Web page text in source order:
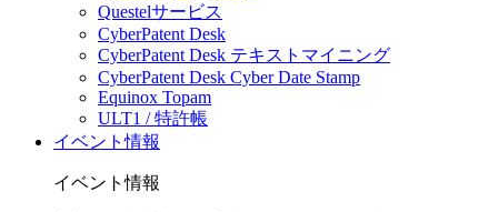
Questelサービス
CyberPatent Desk
CyberPatent Desk テキストマイニング
CyberPatent Desk Cyber Date Stamp
Equinox Topam
ULT1 / 特許帳
イベント情報
イベント情報